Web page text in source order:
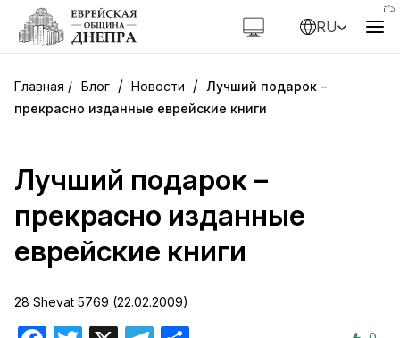
RU
Блог / Новости / Лучший подарок –
прекрасно изданные еврейские книги
Лучший подарок –
прекрасно изданные
еврейские книги
28 Shevat 5769 (22.02.2009)